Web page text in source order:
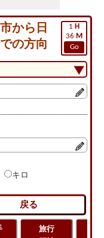
1 H
36 M
Go
から日
の方向
キロ
旅行